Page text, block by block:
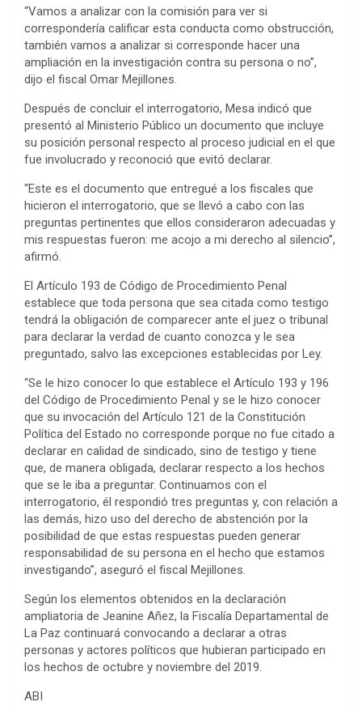
“Vamos a analizar con la comisión para ver si
correspondería calificar esta conducta como obstrucción,
también vamos a analizar si corresponde hacer una
ampliación en la investigación contra su persona o no”,
dijo el fiscal Omar Mejillones.
Después de concluir el interrogatorio, Mesa indicó que
presentó al Ministerio Público un documento que incluye
su posición personal respecto al proceso judicial en el que
fue involucrado y reconoció que evitó declarar.
“Este es el documento que entregué a los fiscales que
hicieron el interrogatorio, que se llevó a cabo con las
preguntas pertinentes que ellos consideraron adecuadas y
mis respuestas fueron: me acojo a mi derecho al silencio”,
afirmó.
El Artículo 193 de Código de Procedimiento Penal
establece que toda persona que sea citada como testigo
tendrá la obligación de comparecer ante el juez o tribunal
para declarar la verdad de cuanto conozca y le sea
preguntado, salvo las excepciones establecidas por Ley.
“Se le hizo conocer lo que establece el Artículo 193 y 196
del Código de Procedimiento Penal y se le hizo conocer
que su invocación del Artículo 121 de la Constitución
Política del Estado no corresponde porque no fue citado a
declarar en calidad de sindicado, sino de testigo y tiene
que, de manera obligada, declarar respecto a los hechos
que se le iba a preguntar. Continuamos con el
interrogatorio, él respondió tres preguntas y, con relación a
las demás, hizo uso del derecho de abstención por la
posibilidad de que estas respuestas pueden generar
responsabilidad de su persona en el hecho que estamos
investigando”, aseguró el fiscal Mejillones.
Según los elementos obtenidos en la declaración
ampliatoria de Jeanine Añez, la Fiscalía Departamental de
La Paz continuará convocando a declarar a otras
personas y actores políticos que hubieran participado en
los hechos de octubre y noviembre del 2019.
ABI